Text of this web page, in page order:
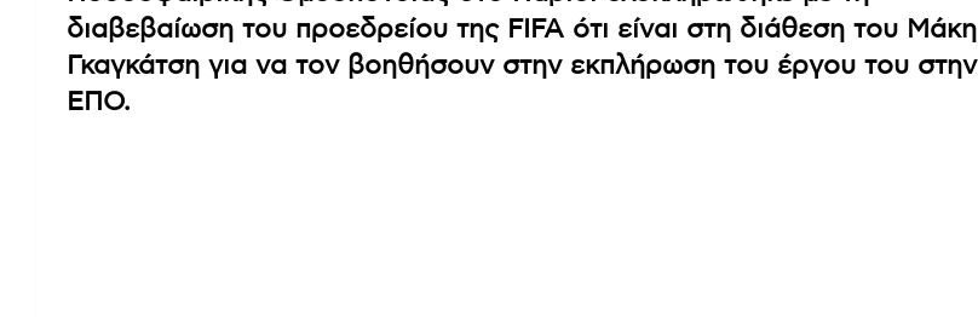
διαβεβαίωση του προεδρείου της FIFA ότι είναι στη διάθεση του Μάκη
Γκαγκάτση για να τον βοηθήσουν στην εκπλήρωση του έργου του στην
ΕΠΟ.